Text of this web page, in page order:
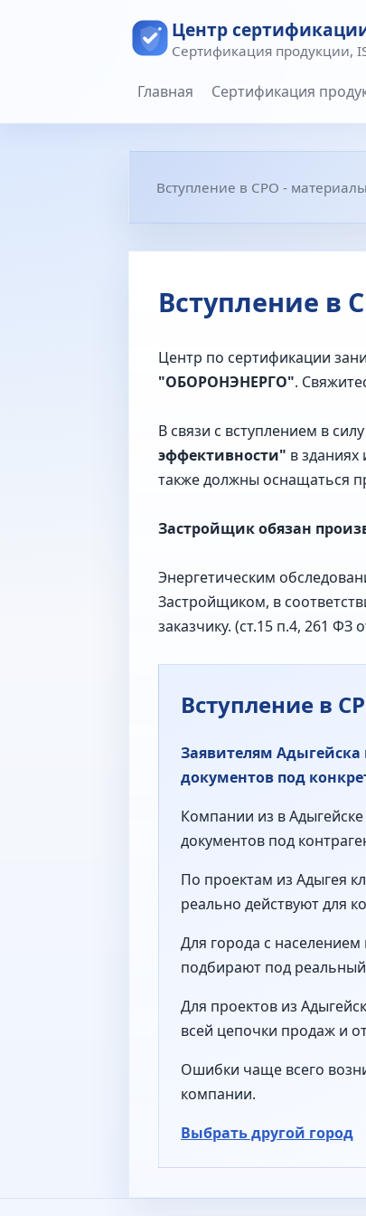
Центр
Сертификация продукции,
Главная Сертификация
Вступление в СРО -
Вступление в
Центр по сертификации
"ОБОРОНЭНЕРГО".
В связи с вступлением в
эффективности" в
также должны оснащаться
Застройщик обязан
Энергетическим
Застройщиком, в
заказчику. (ст.15 п.4, 261 ФЗ
Вступление в
Заявителям Адыгейска
документов под
Компании из в
документов под
По проектам из Адыгея
реально действуют для
Для города с
подбирают под
Для проектов из
всей цепочки продаж и
Ошибки чаще всего
компании.
Выбрать другой город